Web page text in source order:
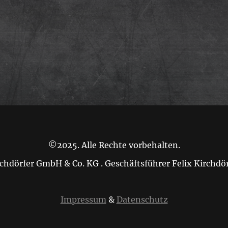
©2025. Alle Rechte vorbehalten.
GmbH & Co. KG . Geschäftsführer Felix
Impressum& Datenschutz